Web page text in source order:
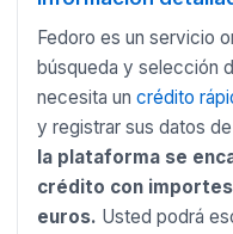
Fedoro es un servicio
búsqueda y selección
necesita un crédito
y registrar sus datos
la plataforma se
crédito con
euros. Usted podrá